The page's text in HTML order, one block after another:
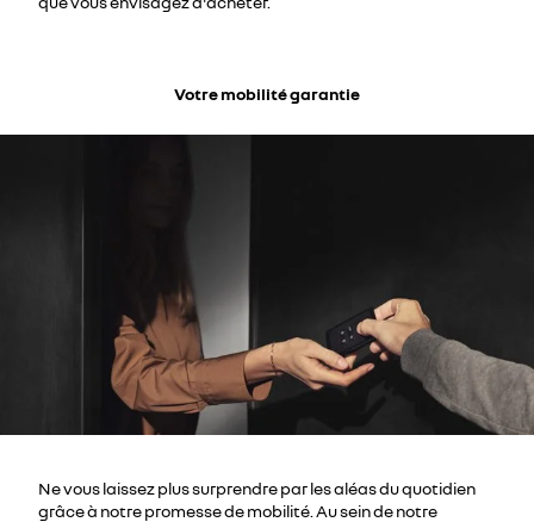
Votre mobilité garantie
Ne vous laissez plus surprendre par les aléas du quotidien
grâce à notre promesse de mobilité. Au sein de notre